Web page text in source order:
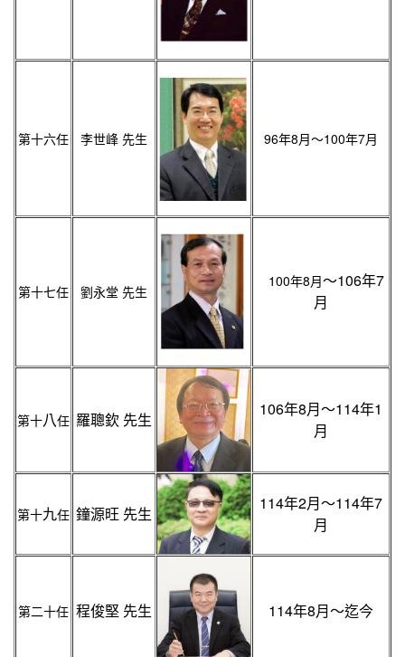
第十六任 李世峰 先生 96年8月～100年7月
第十七任 劉永堂 先生
100年8月～106年7
月
第十八任 羅聰欽 先生
106年8月～114年1
月
第十九任 鐘源旺 先生
114年2月～114年7
月
第二十任 程俊堅 先生 114年8月～迄今